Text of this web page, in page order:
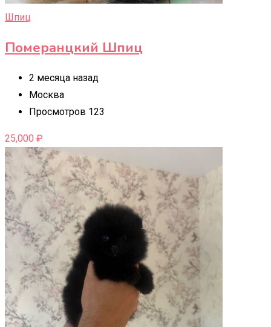
Шпиц
Померанцкий Шпиц
2 месяца назад
Москва
Просмотров 123
25,000 ₽